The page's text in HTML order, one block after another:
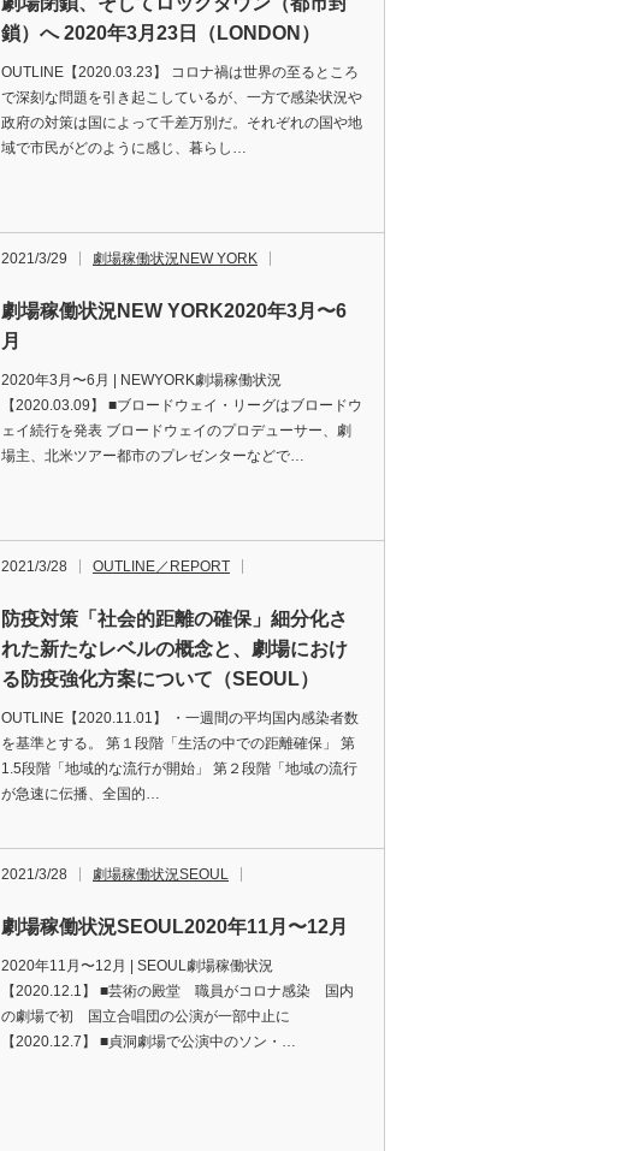
鎖）へ 2020年3月23日（LONDON）
OUTLINE【2020.03.23】 コロナ禍は世界の至るところ
で深刻な問題を引き起こしているが、一方で感染状況や
政府の対策は国によって千差万別だ。それぞれの国や地
域で市民がどのように感じ、暮らし…
2021/3/29 劇場稼働状況NEW YORK
劇場稼働状況NEW YORK2020年3月〜6
月
2020年3月〜6月 | NEWYORK劇場稼働状況
【2020.03.09】 ■ブロードウェイ・リーグはブロードウ
ェイ続行を発表 ブロードウェイのプロデューサー、劇
場主、北米ツアー都市のプレゼンターなどで…
2021/3/28 OUTLINE／REPORT
防疫対策「社会的距離の確保」細分化さ
れた新たなレベルの概念と、劇場におけ
る防疫強化方案について（SEOUL）
OUTLINE【2020.11.01】 ・一週間の平均国内感染者数
を基準とする。 第１段階「生活の中での距離確保」 第
1.5段階「地域的な流行が開始」 第２段階「地域の流行
が急速に伝播、全国的…
2021/3/28 劇場稼働状況SEOUL
劇場稼働状況SEOUL2020年11月〜12月
2020年11月〜12月 | SEOUL劇場稼働状況
【2020.12.1】 ■芸術の殿堂 職員がコロナ感染 国内
の劇場で初 国立合唱団の公演が一部中止に
【2020.12.7】 ■貞洞劇場で公演中のソン・…